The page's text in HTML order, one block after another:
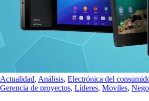
Actualidad, Análisis, Electrónica del
Gerencia de proyectos, Líderes, Moviles,